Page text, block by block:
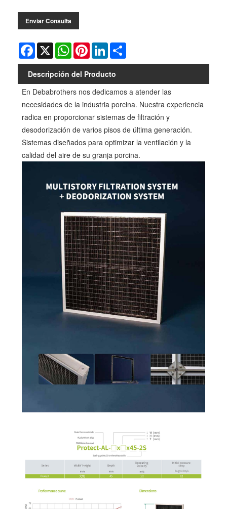
Enviar Consulta
Facebook
X WhatsAppPinterestLinkedIn
Descripción del Producto
En Debabrothers nos dedicamos a atender las
necesidades de la industria porcina. Nuestra experiencia
radica en proporcionar sistemas de filtración y
desodorización de varios pisos de última generación.
Sistemas diseñados para optimizar la ventilación y la
calidad del aire de su granja porcina.